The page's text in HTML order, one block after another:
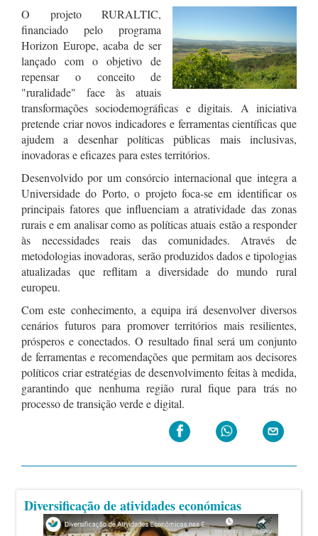
O projeto RURALTIC,
financiado pelo programa
Horizon Europe, acaba de ser
lançado com o objetivo de
repensar o conceito de
"ruralidade" face às atuais
transformações sociodemográficas e digitais. A iniciativa
pretende criar novos indicadores e ferramentas científicas que
ajudem a desenhar políticas públicas mais inclusivas,
inovadoras e eficazes para estes territórios.
Desenvolvido por um consórcio internacional que integra a
Universidade do Porto, o projeto foca-se em identificar os
principais fatores que influenciam a atratividade das zonas
rurais e em analisar como as políticas atuais estão a responder
às necessidades reais das comunidades. Através de
metodologias inovadoras, serão produzidos dados e tipologias
atualizadas que reflitam a diversidade do mundo rural
europeu.
Com este conhecimento, a equipa irá desenvolver diversos
cenários futuros para promover territórios mais resilientes,
prósperos e conectados. O resultado final será um conjunto
de ferramentas e recomendações que permitam aos decisores
políticos criar estratégias de desenvolvimento feitas à medida,
garantindo que nenhuma região rural fique para trás no
processo de transição verde e digital.
Diversificação de atividades económicas